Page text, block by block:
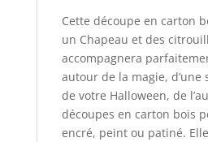
Cette découpe en carton
un Chapeau et des
accompagnera
autour de la magie, d’une
de votre Halloween, de
découpes en carton bois
encré, peint ou patiné.